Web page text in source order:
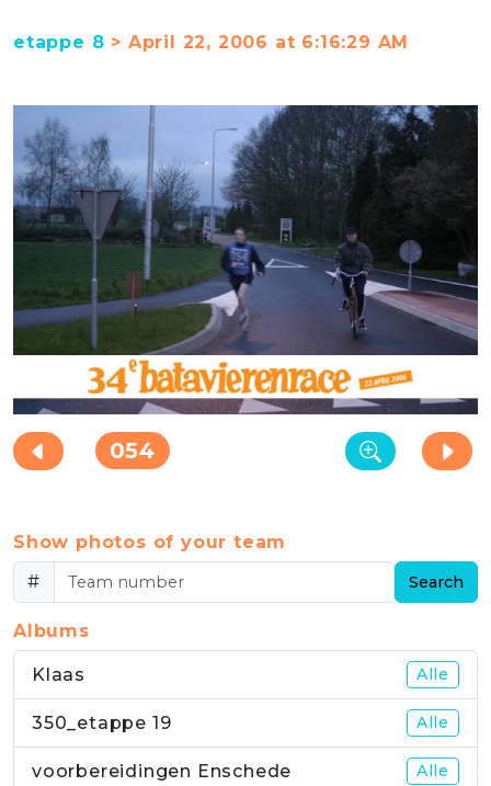
etappe 8 > April 22, 2006 at 6:16:29 AM
054
Show photos of your team
#
Search
Albums
Klaas Alle
350_etappe 19 Alle
voorbereidingen Enschede Alle